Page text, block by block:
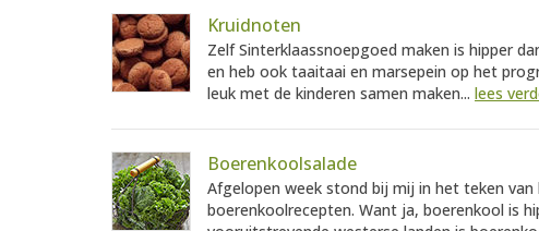
Kruidnoten
Zelf Sinterklaassnoepgoed maken is hipper
en heb ook taaitaai en marsepein op het
leuk met de kinderen samen maken... lees
Boerenkoolsalade
Afgelopen week stond bij mij in het teken
boerenkoolrecepten. Want ja, boerenkool is